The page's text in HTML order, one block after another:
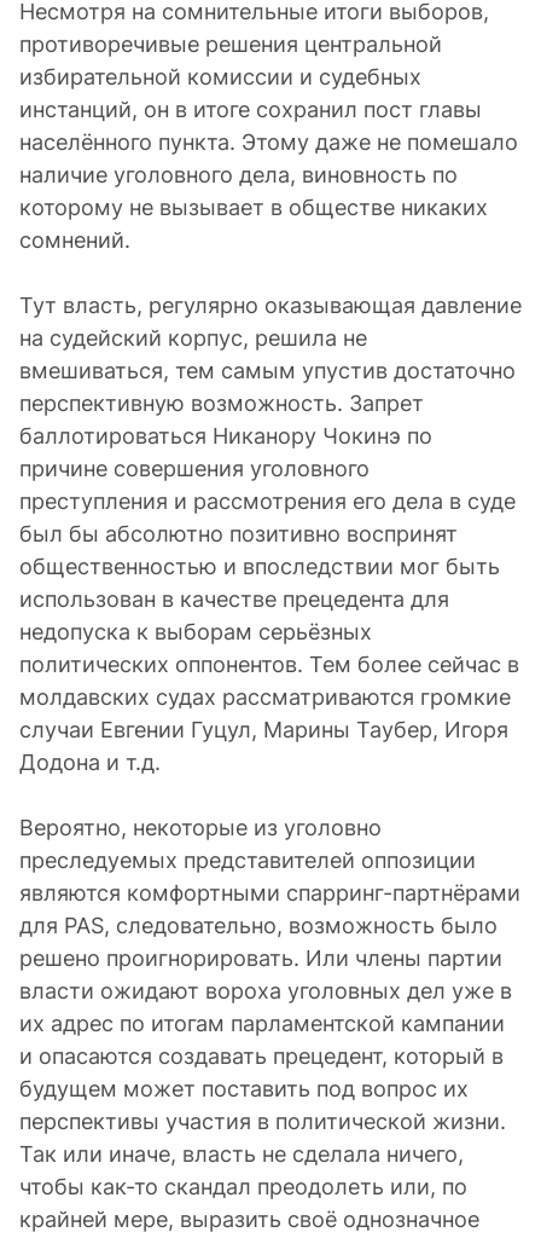
Несмотря на сомнительные итоги выборов,
противоречивые решения центральной
избирательной комиссии и судебных
инстанций, он в итоге сохранил пост главы
населённого пункта. Этому даже не помешало
наличие уголовного дела, виновность по
которому не вызывает в обществе никаких
сомнений.
Тут власть, регулярно оказывающая давление
на судейский корпус, решила не
вмешиваться, тем самым упустив достаточно
перспективную возможность. Запрет
баллотироваться Никанору Чокинэ по
причине совершения уголовного
преступления и рассмотрения его дела в суде
был бы абсолютно позитивно воспринят
общественностью и впоследствии мог быть
использован в качестве прецедента для
недопуска к выборам серьёзных
политических оппонентов. Тем более сейчас в
молдавских судах рассматриваются громкие
случаи Евгении Гуцул, Марины Таубер, Игоря
Додона и т.д.
Вероятно, некоторые из уголовно
преследуемых представителей оппозиции
являются комфортными спарринг-партнёрами
для PAS, следовательно, возможность было
решено проигнорировать. Или члены партии
власти ожидают вороха уголовных дел уже в
их адрес по итогам парламентской кампании
и опасаются создавать прецедент, который в
будущем может поставить под вопрос их
перспективы участия в политической жизни.
Так или иначе, власть не сделала ничего,
чтобы как-то скандал преодолеть или, по
крайней мере, выразить своё однозначное